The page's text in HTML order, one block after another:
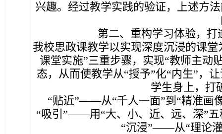
兴趣。经过教学实践的验证，上述方
第二、重构学习体验，打
我校思政课教学以实现深度沉浸的课
课堂实施”三重步骤，实现“教师主动
态，从而使教学从“授予”化“内生”，
学生身上，打
“贴近”——从“千人一面”到“精准画
“吸引”——用“大、小、近、远、深”
“沉浸”——从“理论